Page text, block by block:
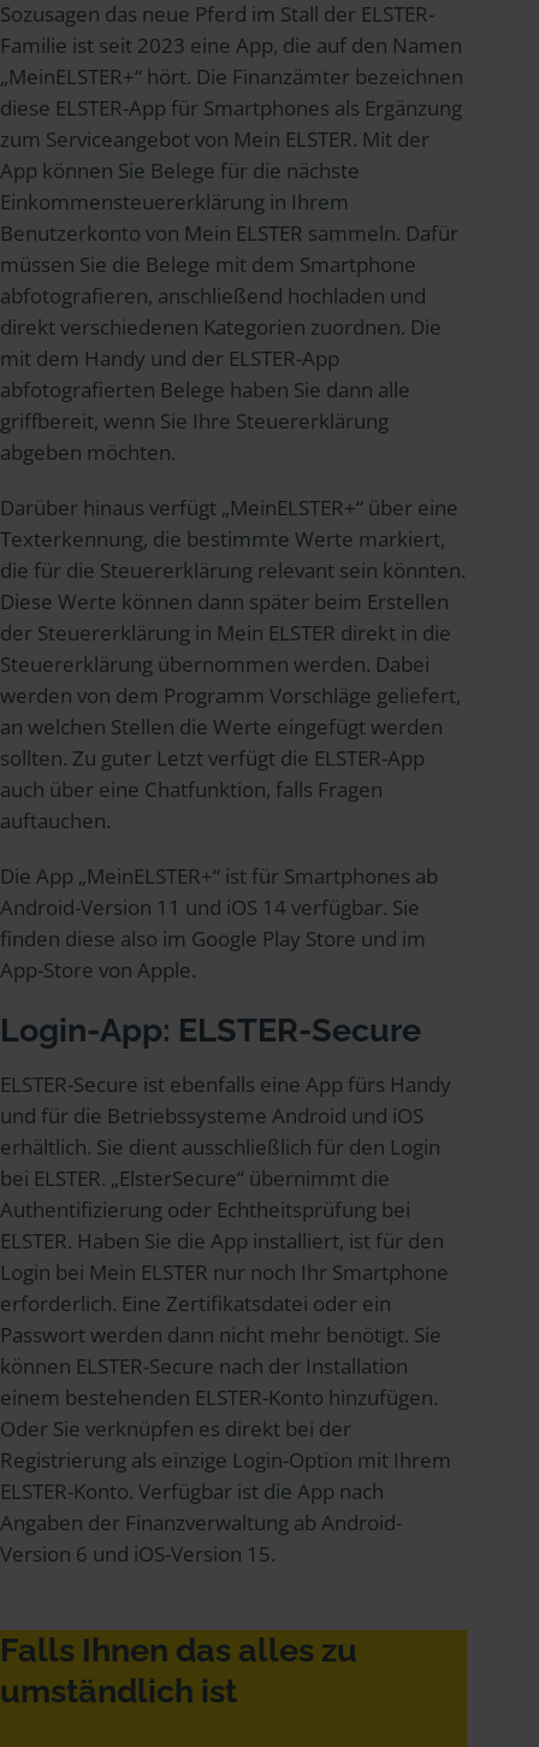
Sozusagen das neue Pferd im Stall der ELSTER-
Familie ist seit 2023 eine App, die auf den Namen
„MeinELSTER+“ hört. Die Finanzämter bezeichnen
diese ELSTER-App für Smartphones als Ergänzung
zum Serviceangebot von Mein ELSTER. Mit der
App können Sie Belege für die nächste
Einkommensteuererklärung in Ihrem
Benutzerkonto von Mein ELSTER sammeln. Dafür
müssen Sie die Belege mit dem Smartphone
abfotografieren, anschließend hochladen und
direkt verschiedenen Kategorien zuordnen. Die
mit dem Handy und der ELSTER-App
abfotografierten Belege haben Sie dann alle
griffbereit, wenn Sie Ihre Steuererklärung
abgeben möchten.
Darüber hinaus verfügt „MeinELSTER+“ über eine
Texterkennung, die bestimmte Werte markiert,
die für die Steuererklärung relevant sein könnten.
Diese Werte können dann später beim Erstellen
der Steuererklärung in Mein ELSTER direkt in die
Steuererklärung übernommen werden. Dabei
werden von dem Programm Vorschläge geliefert,
an welchen Stellen die Werte eingefügt werden
sollten. Zu guter Letzt verfügt die ELSTER-App
auch über eine Chatfunktion, falls Fragen
auftauchen.
Die App „MeinELSTER+“ ist für Smartphones ab
Android-Version 11 und iOS 14 verfügbar. Sie
finden diese also im Google Play Store und im
App-Store von Apple.
Login-App: ELSTER-Secure
ELSTER-Secure ist ebenfalls eine App fürs Handy
und für die Betriebssysteme Android und iOS
erhältlich. Sie dient ausschließlich für den Login
bei ELSTER. „ElsterSecure“ übernimmt die
Authentifizierung oder Echtheitsprüfung bei
ELSTER. Haben Sie die App installiert, ist für den
Login bei Mein ELSTER nur noch Ihr Smartphone
erforderlich. Eine Zertifikatsdatei oder ein
Passwort werden dann nicht mehr benötigt. Sie
können ELSTER-Secure nach der Installation
einem bestehenden ELSTER-Konto hinzufügen.
Oder Sie verknüpfen es direkt bei der
Registrierung als einzige Login-Option mit Ihrem
ELSTER-Konto. Verfügbar ist die App nach
Angaben der Finanzverwaltung ab Android-
Version 6 und iOS-Version 15.
Falls Ihnen das alles zu
umständlich ist